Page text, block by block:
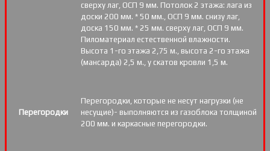
сверху лаг, ОСП 9 мм. Потолок 2 этажа: лага из
доски 200 мм. * 50 мм., ОСП 9 мм. снизу лаг,
доска 150 мм. * 25 мм. сверху лаг, ОСП 9 мм.
Пиломатериал естественной влажности.
Высота 1-го этажа 2,75 м., высота 2-го этажа
(мансарда) 2,5 м., у скатов кровли 1,5 м.
Перегородки
Перегородки, которые не несут нагрузки (не
несущие)- выполняются из газоблока толщиной
200 мм. и каркасные перегородки.